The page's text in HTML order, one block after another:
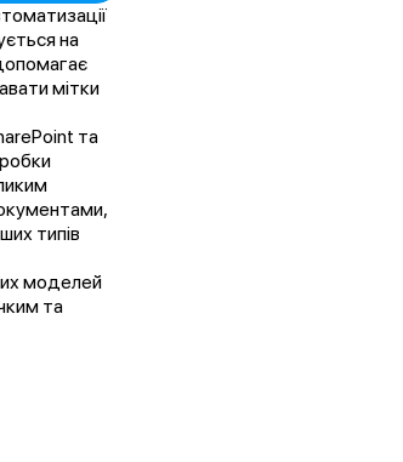
на
мітки
та
типів
моделей
та